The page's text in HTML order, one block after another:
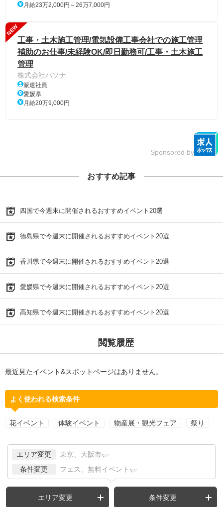
月給23万2,000円～26万7,000円
NEW
工事・土木施工管理/電気設備工事会社での施工管理
補助のお仕事/未経験OK/即日勤務可/工事・土木施工
管理
株式会社パソナ
派遣社員
愛媛県
月給20万9,000円
Sponsored by
おすすめ記事
四国で今週末に開催されるおすすめイベント20選
徳島県で今週末に開催されるおすすめイベント20選
香川県で今週末に開催されるおすすめイベント20選
愛媛県で今週末に開催されるおすすめイベント20選
高知県で今週末に開催されるおすすめイベント20選
閲覧履歴
最近見たイベント&スポットページはありません。
よく使われる検索条件
花イベント 体験イベント 物産展・観光フェア 祭り
エリア変更 東京、大阪市 など
条件変更 フェス、無料イベント など
エリア変更 条件変更